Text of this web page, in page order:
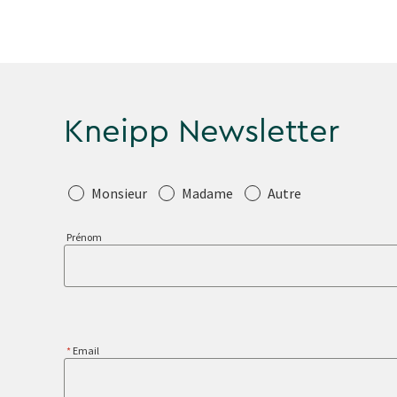
Kneipp Newsletter
Salutation
Monsieur Madame Autre
Prénom
Email